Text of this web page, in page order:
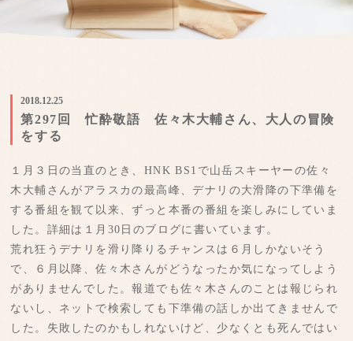
2018.12.25
第297回 忙酔敬語 佐々木大輔さん、大人の冒険
をする
１月３日の当直のとき、HNK BS1で山岳スキーヤーの佐々
木大輔さんがアラスカの最高峰、デナリの大滑降の下準備を
する番組を観て以来、ずっと本番の番組を楽しみにしていま
した。詳細は１月30日のブログに書いています。
荒れ狂うデナリを滑り降りるチャンスは６月しかないそう
で、６月以降、佐々木さんがどうなったか気になってしよう
がありませんでした。報道でも佐々木さんのことは報じられ
ないし、ネットで検索しても下準備の話しか出てきませんで
した。失敗したのかもしれないけど、少なくとも死んではい